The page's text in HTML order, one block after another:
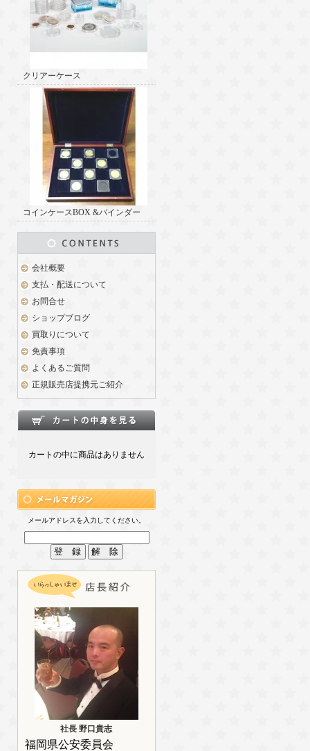
クリアーケース
コインケースBOX &バインダー
会社概要
支払・配送について
お問合せ
ショップブログ
買取りについて
免責事項
よくあるご質問
正規販売店提携元ご紹介
カートの中に商品はありません
メールアドレスを入力してください。
社長 野口貴志
福岡県公安委員会